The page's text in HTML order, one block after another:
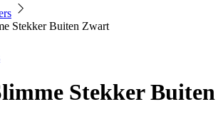
Stekker Buiten Zwart
Stekker Buiten